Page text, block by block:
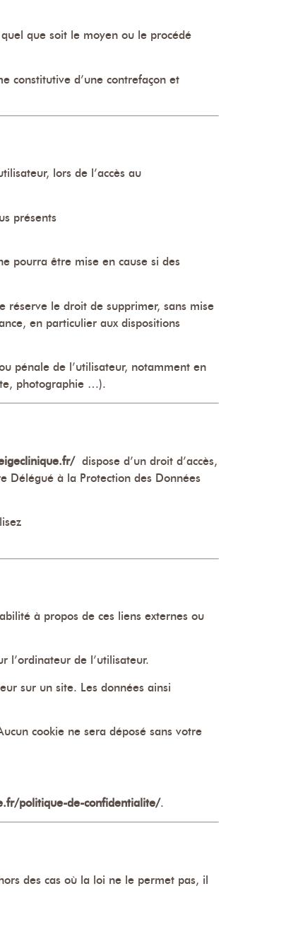
que soit le moyen ou le procédé
constitutive d’une contrefaçon et
lors de l’accès au
présents
pourra être mise en cause si des
réserve le droit de supprimer, sans mise
en particulier aux dispositions
pénale de l’utilisateur, notamment en
photographie …).
dispose d’un droit d’accès,
Délégué à la Protection des Données
à propos de ces liens externes ou
l’ordinateur de l’utilisateur.
sur un site. Les données ainsi
cookie ne sera déposé sans votre
politique-de-confidentialite/.
des cas où la loi ne le permet pas, il